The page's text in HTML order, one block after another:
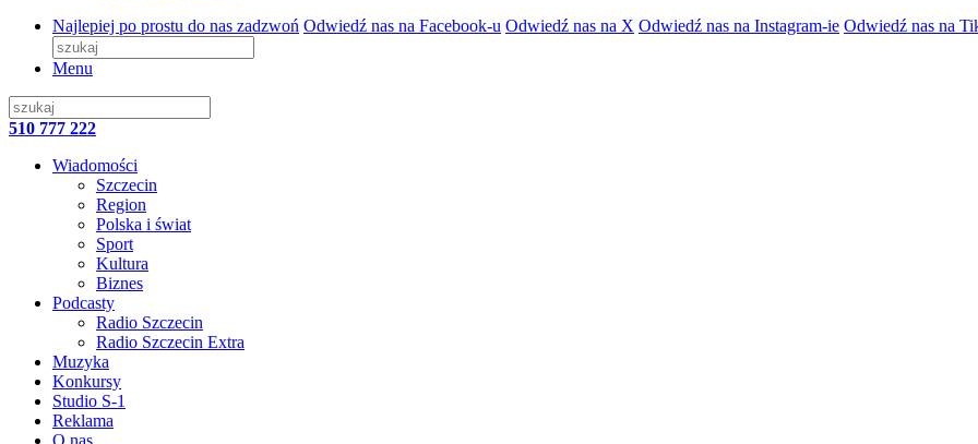
Najlepiej po prostu do nas zadzwoń Odwiedź nas na Facebook-u Odwiedź nas na X Odwiedź nas na Instagram-ie Odwiedź nas na
Menu
510 777 222
Wiadomości
Szczecin
Region
Polska i świat
Sport
Kultura
Biznes
Podcasty
Radio Szczecin
Radio Szczecin Extra
Muzyka
Konkursy
Studio S-1
Reklama